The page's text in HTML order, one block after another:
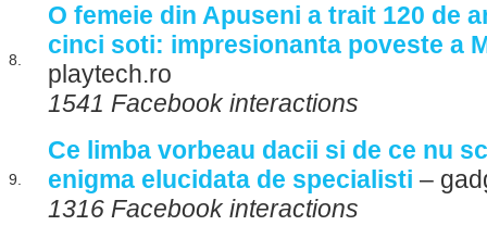
8.
O femeie din Apuseni a trait 120 de
cinci soti: impresionanta poveste a
playtech.ro
1541 Facebook interactions
9.
Ce limba vorbeau dacii si de ce nu
enigma elucidata de specialisti –
1316 Facebook interactions